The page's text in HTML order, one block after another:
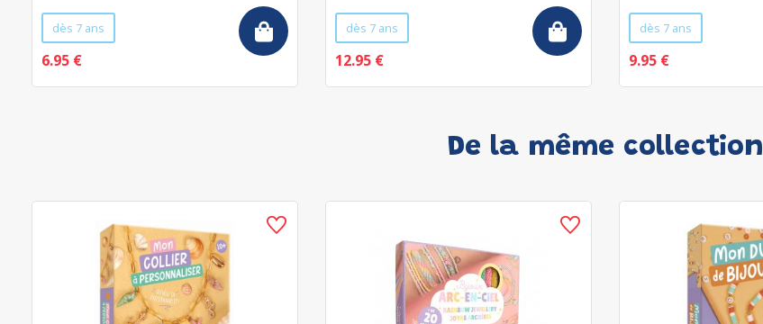
dès 7 ans
6.95 €
dès 7 ans
12.95 €
dès 7 ans
9.95 €
De la même collection